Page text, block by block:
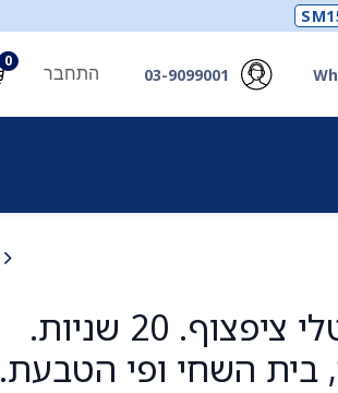
03-9099001
0
התחבר
מד חום דיגיטלי ציפצוף. 20 שניות.
בית השחי ופי הטבעת.